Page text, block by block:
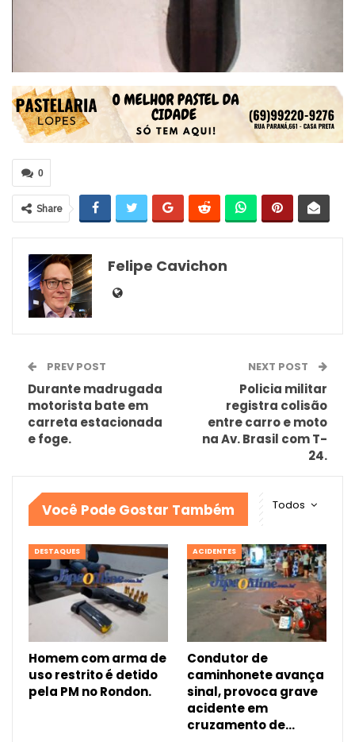
0
Share
Felipe Cavichon
PREV POST
Durante madrugada
motorista bate em
carreta estacionada
e foge.
NEXT POST
Policia militar
registra colisão
entre carro e moto
na Av. Brasil com T-
24.
Todos
Você Pode Gostar Também
DESTAQUES
Homem com arma de
uso restrito é detido
pela PM no Rondon.
ACIDENTES
Condutor de
caminhonete avança
sinal, provoca grave
acidente em
cruzamento de…